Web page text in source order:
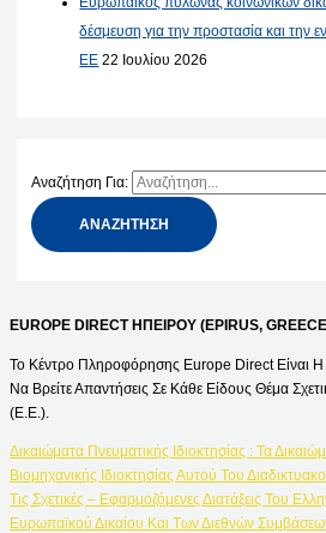
δέσμευση για την προστασία και την
ΕΕ 22 Ιουλίου 2026
Αναζήτηση Για:
EUROPE DIRECT ΗΠΕΙΡΟΥ (EPIRUS,
Το Κέντρο Πληροφόρησης Europe Direct Είναι
Να Βρείτε Απαντήσεις Σε Κάθε Είδους Θέμα
(Ε.Ε.).
Δικαιώματα Πνευματικής Ιδιοκτησίας : Τα
Βιομηχανικής Ιδιοκτησίας Αυτού Του
Τις Σχετικές – Εφαρμοζόμενες Διατάξεις Του
Ευρωπαϊκού Δικαίου Και Των Διεθνών